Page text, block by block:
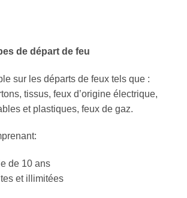
de départ de feu
sur les départs de feux tels que :
tissus, feux d’origine électrique,
et plastiques, feux de gaz.
de 10 ans
et illimitées